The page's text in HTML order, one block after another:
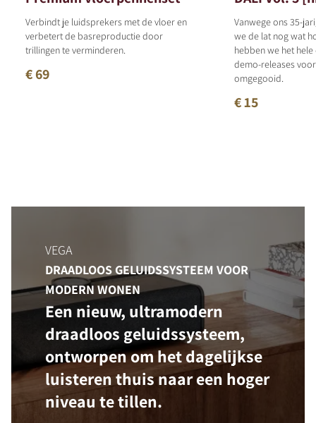
Verbindt je luidsprekers met de vloer en
verbetert de basreproductie door
trillingen te verminderen.
€ 69
Vanwege ons 35-
we de lat nog wat
hebben we het
demo-releases
omgegooid.
€ 15
VEGA
DRAADLOOS GELUIDSSYSTEEM VOOR
MODERN WONEN
Een nieuw, ultramodern
draadloos geluidssysteem,
ontworpen om het dagelijkse
luisteren thuis naar een hoger
niveau te tillen.